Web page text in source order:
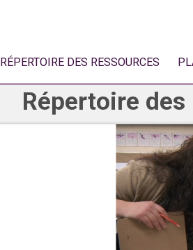
RÉPERTOIRE DES RESSOURCES
Répertoire